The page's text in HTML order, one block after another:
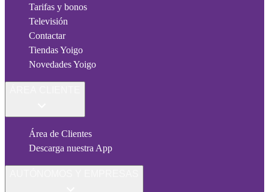
Tarifas y bonos
Televisión
Contactar
Tiendas Yoigo
Novedades Yoigo
Área de Clientes
Descarga nuestra App